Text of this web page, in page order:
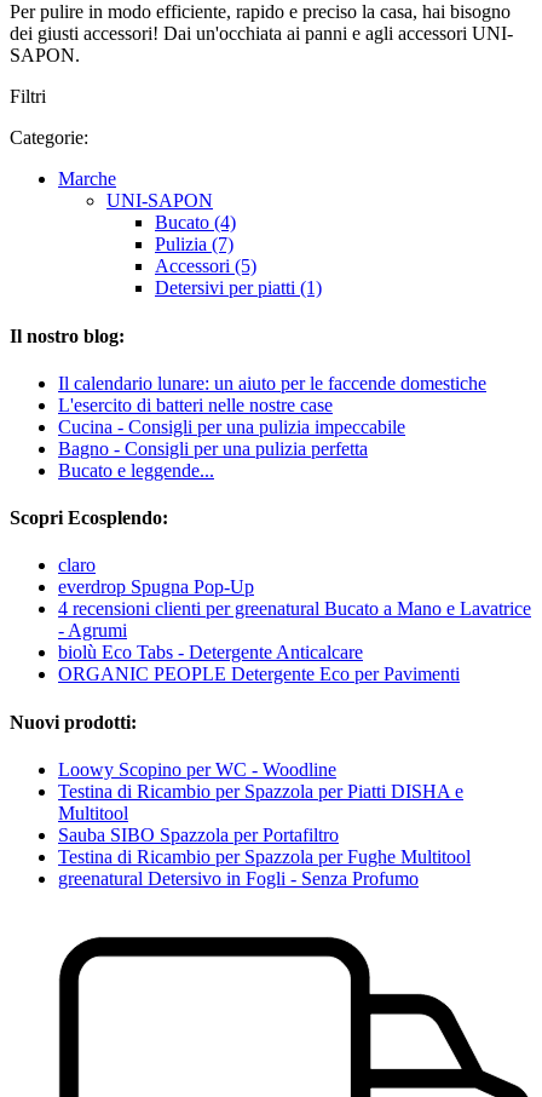
Per pulire in modo efficiente, rapido e preciso la casa, hai bisogno
dei giusti accessori! Dai un'occhiata ai panni e agli accessori UNI-
SAPON.
Filtri
Categorie:
Marche
UNI-SAPON
Bucato (4)
Pulizia (7)
Accessori (5)
Detersivi per piatti (1)
Il nostro blog:
Il calendario lunare: un aiuto per le faccende domestiche
L'esercito di batteri nelle nostre case
Cucina - Consigli per una pulizia impeccabile
Bagno - Consigli per una pulizia perfetta
Bucato e leggende...
Scopri Ecosplendo:
claro
everdrop Spugna Pop-Up
4 recensioni clienti per greenatural Bucato a Mano e Lavatrice
- Agrumi
biolù Eco Tabs - Detergente Anticalcare
ORGANIC PEOPLE Detergente Eco per Pavimenti
Nuovi prodotti:
Loowy Scopino per WC - Woodline
Testina di Ricambio per Spazzola per Piatti DISHA e
Multitool
Sauba SIBO Spazzola per Portafiltro
Testina di Ricambio per Spazzola per Fughe Multitool
greenatural Detersivo in Fogli - Senza Profumo